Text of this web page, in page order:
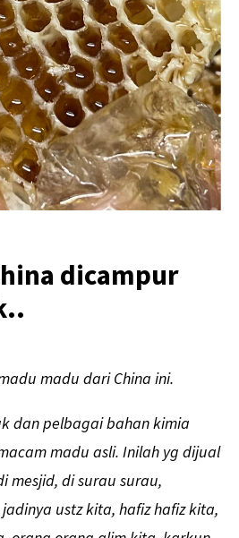
dicampur
madu dari China ini.
dan pelbagai bahan kimia
madu asli. Inilah yg dijual
mesjid, di surau surau,
ustz kita, hafiz hafiz kita,